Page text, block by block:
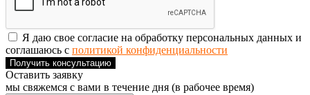
Я даю свое согласие на обработку персональных данных и
соглашаюсь с политикой конфиденциальности
Получить консультацию
Оставить заявку
мы свяжемся с вами в течение дня (в рабочее время)